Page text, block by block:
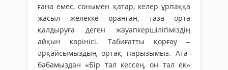
ғана емес, сонымен қатар, келер ұрпаққа
жасыл желекке оранған, таза орта
қалдыруға деген жауапкершілігіміздің
айқын көрінісі. Табиғатты қорғау –
әрқайсымыздың ортақ парызымыз. Ата-
бабамыздан «Бір тал кессең, он тал ек»